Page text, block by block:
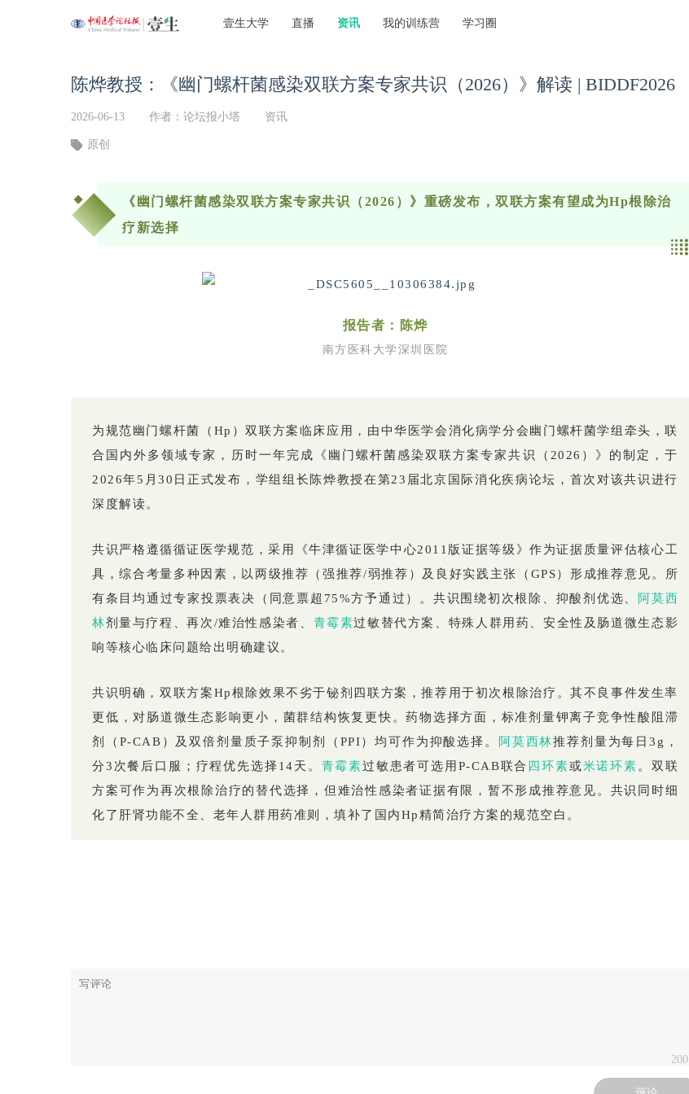
壹生大学 直播 资讯 我的训练营 学习圈
陈烨教授：《幽门螺杆菌感染双联方案专家共识（2026）》解读 | BIDDF2026
2026-06-13 作者：论坛报小塔 资讯
原创
《幽门螺杆菌感染双联方案专家共识（2026）》重磅发布，双联方案有望成为Hp根除治
疗新选择
报告者：陈烨
南方医科大学深圳医院
为规范幽门螺杆菌（Hp）双联方案临床应用，由中华医学会消化病学分会幽门螺杆菌学组牵头，联
合国内外多领域专家，历时一年完成《幽门螺杆菌感染双联方案专家共识（2026）》的制定，于
2026年5月30日正式发布，学组组长陈烨教授在第23届北京国际消化疾病论坛，首次对该共识进行
深度解读。
共识严格遵循循证医学规范，采用《牛津循证医学中心2011版证据等级》作为证据质量评估核心工
具，综合考量多种因素，以两级推荐（强推荐/弱推荐）及良好实践主张（GPS）形成推荐意见。所
有条目均通过专家投票表决（同意票超75%方予通过）。共识围绕初次根除、抑酸剂优选、
阿莫西
林剂量与疗程、再次/难治性感染者、 青霉素过敏替代方案、特殊人群用药、安全性及肠道微生态影
响等核心临床问题给出明确建议。
共识明确，双联方案Hp根除效果不劣于铋剂四联方案，推荐用于初次根除治疗。其不良事件发生率
更低，对肠道微生态影响更小，菌群结构恢复更快。药物选择方面，标准剂量钾离子竞争性酸阻滞
剂（P-CAB）及双倍剂量质子泵抑制剂（PPI）均可作为抑酸选择。
阿莫西林推荐剂量为每日3g，
分3次餐后口服；疗程优先选择14天。 青霉素过敏患者可选用P-CAB联合 四环素或米诺环素。双联
方案可作为再次根除治疗的替代选择，但难治性感染者证据有限，暂不形成推荐意见。 共识同时细
化了肝肾功能不全、老年人群用药准则，填补了国内Hp精简治疗方案的规范空白。
200